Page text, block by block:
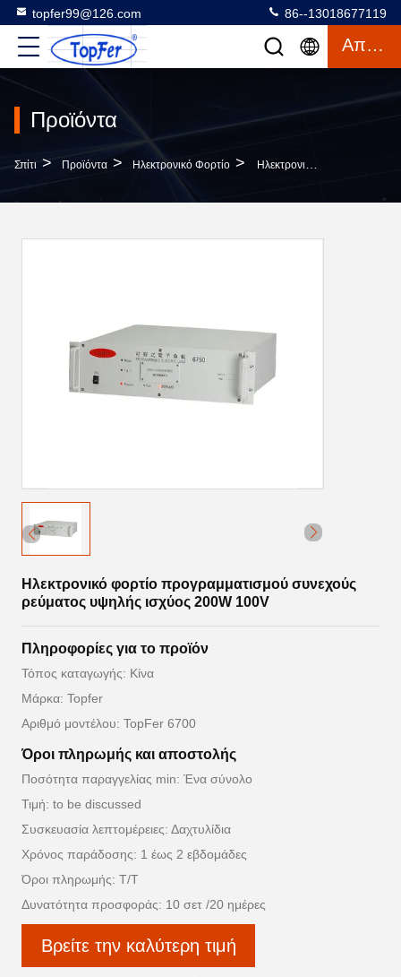
topfer99@126.com 86--13018677119
Απόσπασμα
Προϊόντα
Σπίτι > Προϊόντα > Ηλεκτρονικό Φορτίο > Ηλεκτρονικό Φορτίο Προγραμματισμού Συνεχούς Ρεύματος Υψηλής Ισχύος 200W 100V
Ηλεκτρονικό φορτίο προγραμματισμού συνεχούς
ρεύματος υψηλής ισχύος 200W 100V
Πληροφορίες για το προϊόν
Τόπος καταγωγής: Κίνα
Μάρκα: Topfer
Αριθμό μοντέλου: TopFer 6700
Όροι πληρωμής και αποστολής
Ποσότητα παραγγελίας min: Ένα σύνολο
Τιμή: to be discussed
Συσκευασία λεπτομέρειες: Δαχτυλίδια
Χρόνος παράδοσης: 1 έως 2 εβδομάδες
Όροι πληρωμής: Τ/Τ
Δυνατότητα προσφοράς: 10 σετ /20 ημέρες
Βρείτε την καλύτερη τιμή